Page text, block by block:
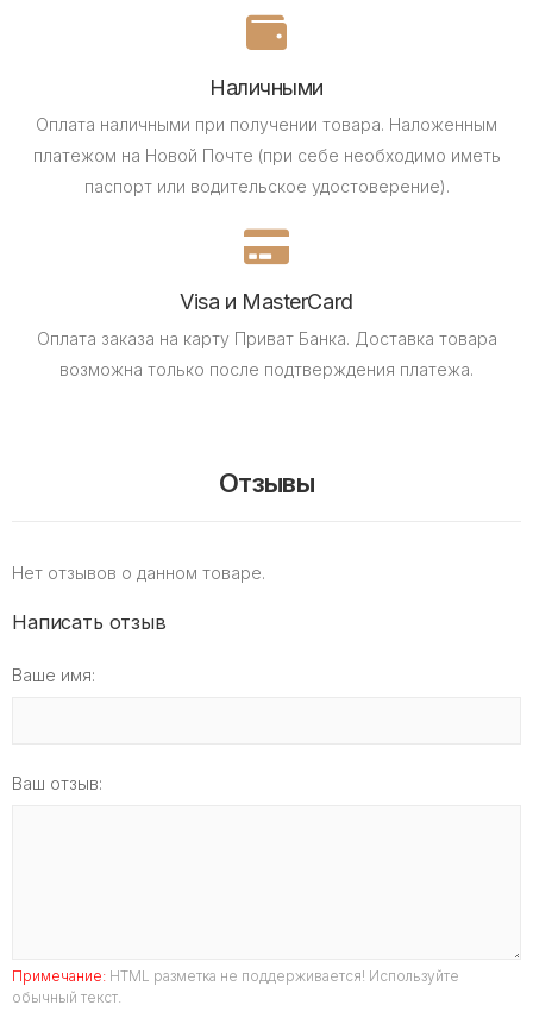
Наличными
Оплата наличными при получении товара. Наложенным
платежом на Новой Почте (при себе необходимо иметь
паспорт или водительское удостоверение).
Visa и MasterCard
Оплата заказа на карту Приват Банка. Доставка товара
возможна только после подтверждения платежа.
Отзывы
Нет отзывов о данном товаре.
Написать отзыв
Ваше имя:
Ваш отзыв:
Примечание: HTML разметка не поддерживается! Используйте
обычный текст.